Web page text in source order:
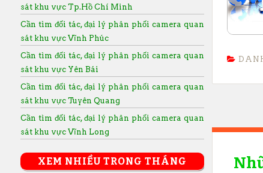
sát khu vực Tp.Hồ Chí Minh
Cần tìm đối tác, đại lý phân phối camera quan
sát khu vực Vĩnh Phúc
Cần tìm đối tác, đại lý phân phối camera quan
sát khu vực Yên Bái
Cần tìm đối tác, đại lý phân phối camera quan
sát khu vực Tuyên Quang
Cần tìm đối tác, đại lý phân phối camera quan
sát khu vực Vĩnh Long
XEM NHIỀU TRONG THÁNG